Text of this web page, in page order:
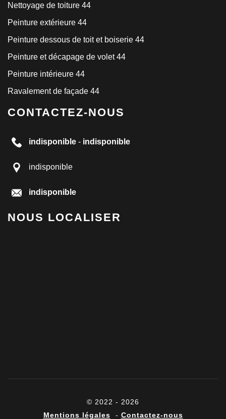
Nettoyage de toiture 44
Peinture extérieure 44
Peinture dessous de toit et boiserie 44
Peinture et décapage de volet 44
Peinture intérieure 44
Ravalement de façade 44
CONTACTEZ-NOUS
indisponible - indisponible
indisponible
indisponible
NOUS LOCALISER
© 2022 - 2026
Mentions légales - Contactez-nous